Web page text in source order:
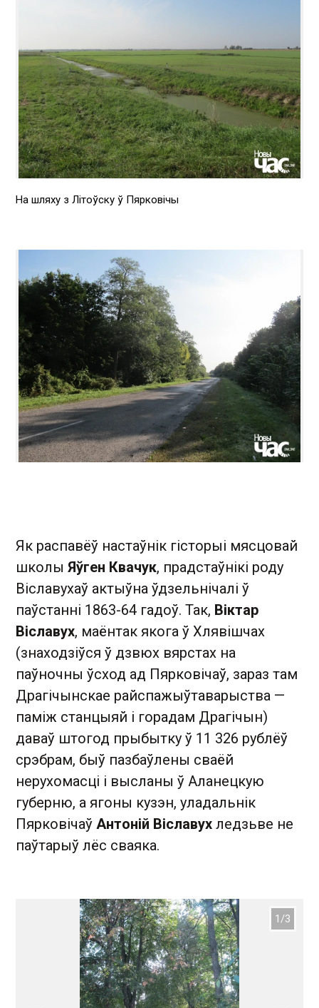
На шляху з Літоўску ў Пярковічы
Як распавёў настаўнік гісторыі мясцовай
школы Яўген Квачук, прадстаўнікі роду
Віславухаў актыўна ўдзельнічалі ў
паўстанні 1863-64 гадоў. Так, Віктар
Віславух, маёнтак якога ў Хлявішчах
(знаходзіўся ў дзвюх вярстах на
паўночны ўсход ад Пярковічаў, зараз там
Драгічынскае райспажыўтаварыства —
паміж станцыяй і горадам Драгічын)
даваў штогод прыбытку ў 11 326 рублёў
срэбрам, быў пазбаўлены сваёй
нерухомасці і высланы ў Аланецкую
губерню, а ягоны кузэн, уладальнік
Пярковічаў Антоній Віславух ледзьве не
паўтарыў лёс сваяка.